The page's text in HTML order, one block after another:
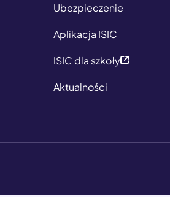
Ubezpieczenie
Aplikacja ISIC
ISIC dla szkoły
Aktualności